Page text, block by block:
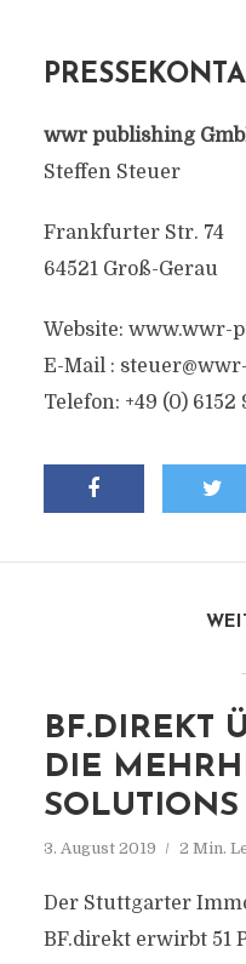
wwr publishing
Steffen Steuer
Frankfurter Str. 74
64521 Groß-Gerau
Website: www.wwr-
E-Mail :
Telefon: +49 (0) 6152
BF.DIREKT
DIE
SOLUTIONS
3. August 2019 2 Min.
Der Stuttgarter
BF.direkt erwirbt 51